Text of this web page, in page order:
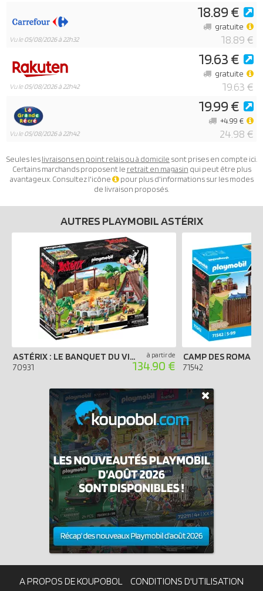
Vu le05/08/2026 à 22h32
18.89 €
18.89 €
gratuite
Vu le05/08/2026 à 22h42
19.63 €
19.63 €
gratuite
Vu le05/08/2026 à 22h42
19.99 €
24.98 €
+4.99 €
Seules leslivraisons en point relais ou à domicile sont prises en compte ici.
Certains marchands proposent le retrait en magasin qui peut être plus
avantageux. Consultez l'icône
pour plus d'informations sur les modes
de livraison proposés.
AUTRES PLAYMOBIL ASTÉRIX
ASTÉRIX : LE BANQUET DU VILLAGE
70931
à partir de
134.90 €
CAMP DES
71542
A PROPOS DE KOUPOBOL CONDITIONS D'UTILISATION